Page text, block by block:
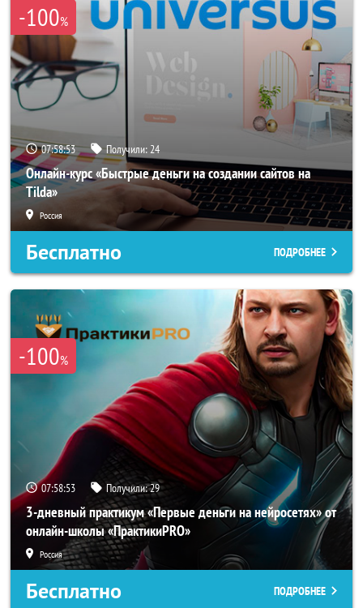
-100%
07:58:50 Получили:24
Онлайн-курс «Быстрые деньги на создании сайтов на
Tilda»
Россия
Бесплатно ПОДРОБНЕЕ
-100%
07:58:50 Получили:29
3-дневный практикум «Первые деньги на нейросетях» от
онлайн-школы «ПрактикиPRO»
Россия
Бесплатно ПОДРОБНЕЕ